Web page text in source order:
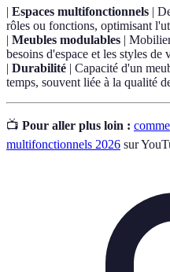
| Espaces multifonctionnels |
rôles ou fonctions, optimisant
| Meubles modulables |
besoins d'espace et les styles de
| Durabilité | Capacité d'un
temps, souvent liée à la qualité
📺 Pour aller plus loin :
multifonctionnels 2026 sur